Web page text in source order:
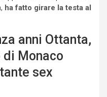
ha fatto girare la testa al
anni Ottanta,
Monaco
sex